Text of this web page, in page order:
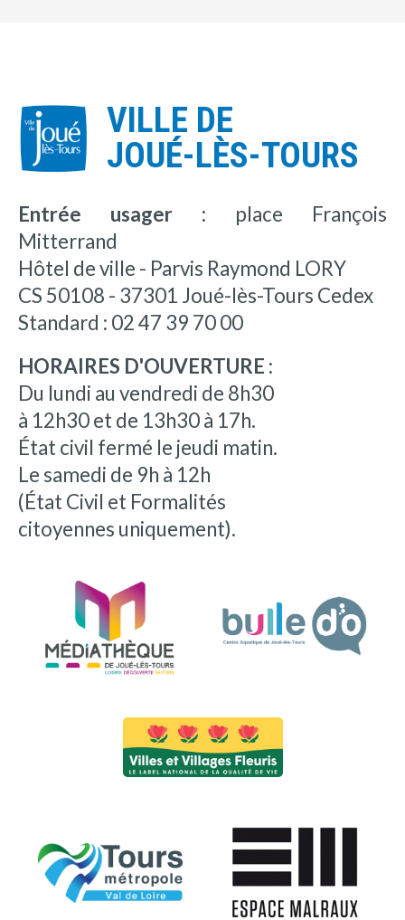
VILLE DE
JOUÉ-LÈS-TOURS
Entrée usager : place François
Mitterrand
Hôtel de ville - Parvis Raymond LORY
CS 50108 - 37301 Joué-lès-Tours Cedex
Standard : 02 47 39 70 00
HORAIRES D'OUVERTURE :
Du lundi au vendredi de 8h30
à 12h30 et de 13h30 à 17h.
État civil fermé le jeudi matin.
Le samedi de 9h à 12h
(État Civil et Formalités
citoyennes uniquement).